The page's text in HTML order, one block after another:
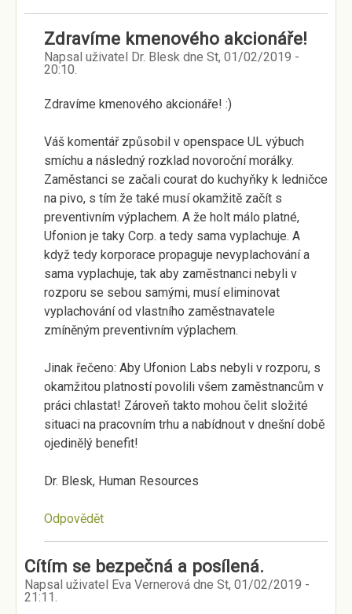
Zdravíme kmenového akcionáře!
Napsal uživatel Dr. Blesk dne St, 01/02/2019 -
20:10.
Zdravíme kmenového akcionáře! :)
Váš komentář způsobil v openspace UL výbuch
smíchu a následný rozklad novoroční morálky.
Zaměstanci se začali courat do kuchyňky k ledničce
na pivo, s tím že také musí okamžitě začít s
preventivním výplachem. A že holt málo platné,
Ufonion je taky Corp. a tedy sama vyplachuje. A
když tedy korporace propaguje nevyplachování a
sama vyplachuje, tak aby zaměstnanci nebyli v
rozporu se sebou samými, musí eliminovat
vyplachování od vlastního zaměstnavatele
zmíněným preventivním výplachem.
Jinak řečeno: Aby Ufonion Labs nebyli v rozporu, s
okamžitou platností povolili všem zaměstnancům v
práci chlastat! Zároveň takto mohou čelit složité
situaci na pracovním trhu a nabídnout v dnešní době
ojedinělý benefit!
Dr. Blesk, Human Resources
Odpovědět
Cítím se bezpečná a posílená.
Napsal uživatel Eva Vernerová dne St, 01/02/2019 -
21:11.